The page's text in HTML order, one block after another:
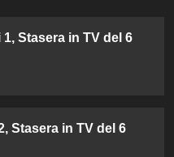
Stasera in TV del 6
Stasera in TV del 6